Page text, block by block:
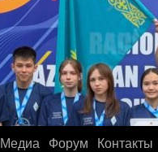
Медиа Форум Контакты